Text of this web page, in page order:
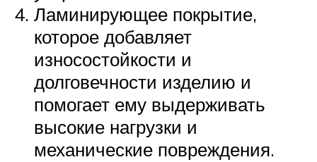
Ламинирующее покрытие,
которое добавляет
износостойкости и
долговечности изделию и
помогает ему выдерживать
высокие нагрузки и
механические повреждения.